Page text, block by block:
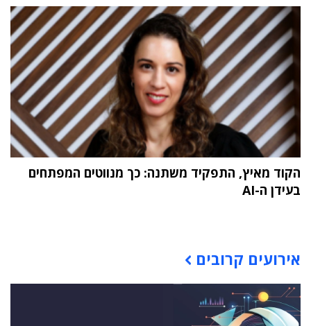
הקוד מאיץ, התפקיד משתנה: כך מנווטים המפתחים
בעידן ה-AI
אירועים קרובים